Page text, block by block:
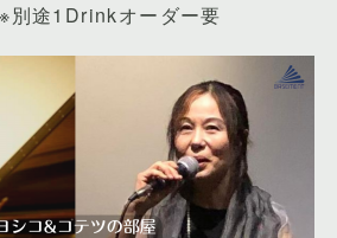
途1Drinkオーダー要